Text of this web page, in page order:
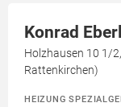
Konrad Eberl
Holzhausen 10 1/
Rattenkirchen)
HEIZUNG